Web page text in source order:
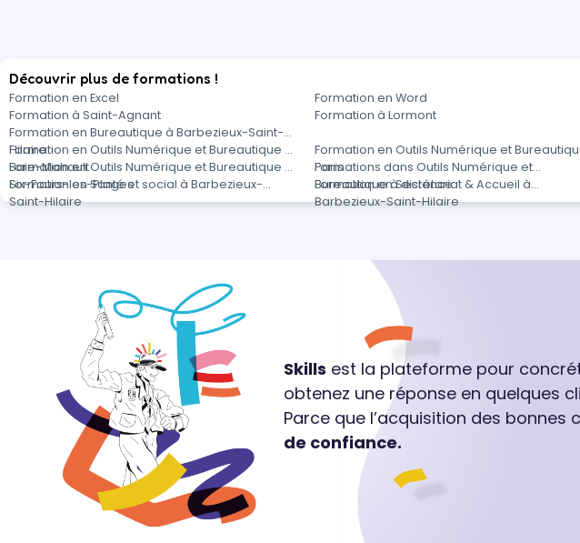
Découvrir plus de formations !
Formation en Excel Formation en Word
Formation à Saint-Agnant
Formation à Lormont
Formation en Bureautique à Barbezieux-Saint-
Hilaire
Formation en Outils Numérique et Bureautique à
Baie-Mahault
Formation en Outils Numérique et
Paris
Formation en Outils Numérique et Bureautique à
Six-Fours-les-Plages
Formations dans Outils Numérique et
Bureautique à distance
Formation en Santé et social à Barbezieux-
Saint-Hilaire
Formation en Secrétariat & Accueil à
Barbezieux-Saint-Hilaire
Skills est la plateforme pour
obtenez une réponse en quelques
Parce que l’acquisition des bonnes
de confiance.